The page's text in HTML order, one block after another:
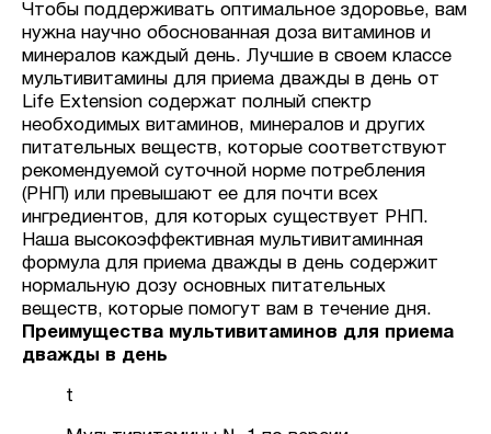
Чтобы поддерживать оптимальное здоровье, вам
нужна научно обоснованная доза витаминов и
минералов каждый день. Лучшие в своем классе
мультивитамины для приема дважды в день от
Life Extension содержат полный спектр
необходимых витаминов, минералов и других
питательных веществ, которые соответствуют
рекомендуемой суточной норме потребления
(РНП) или превышают ее для почти всех
ингредиентов, для которых существует РНП.
Наша высокоэффективная мультивитаминная
формула для приема дважды в день содержит
нормальную дозу основных питательных
веществ, которые помогут вам в течение дня.
Преимущества мультивитаминов для приема
дважды в день
t